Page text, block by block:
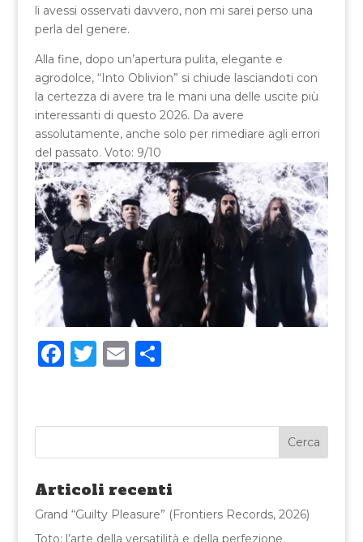
li avessi osservati davvero, non mi sarei perso una
perla del genere.
Alla fine, dopo un’apertura pulita, elegante e
agrodolce, “Into Oblivion” si chiude lasciandoti con
la certezza di avere tra le mani una delle uscite più
interessanti di questo 2026. Da avere
assolutamente, anche solo per rimediare agli errori
del passato. Voto: 9/10
F
e
b
o
o
k
T
te
r
E
l
C
di
vi
di
Articoli recenti
Grand “Guilty Pleasure” (Frontiers Records, 2026)
Toto: l’arte della versatilità e della perfezione.